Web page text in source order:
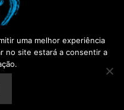
Santiago do Cacém
uma melhor experiência
no site estará a consentir a